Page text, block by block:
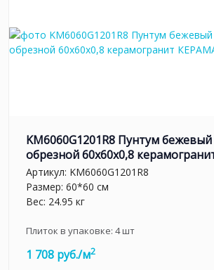
KM6060G1201R8 Пунтум
обрезной 60x60x0,8
Артикул: KM6060G1201R8
Размер: 60*60 см
Вес: 24.95 кг
Плиток в упаковке: 4шт
1 708 руб./м2